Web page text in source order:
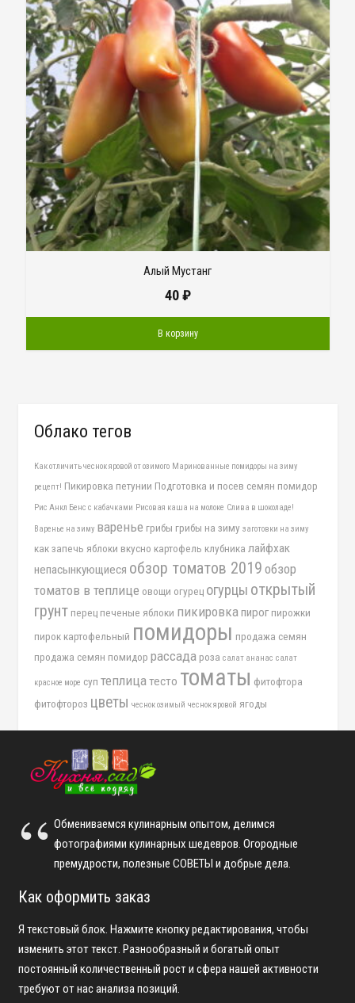
Алый Мустанг
40₽
В корзину
Облако тегов
Как отличить чеснок яровой от озимого Маринованные помидоры на зиму
рецепт! Пикировка петунии Подготовка и посев семян помидор
Рис Анкл Бенс с кабачками Рисовая каша на молоке Слива в шоколаде!
Варенье на зиму варенье грибы грибы на зиму заготовки на зиму
как запечь яблоки вкусно картофель клубника лайфхак
непасынкующиеся обзор томатов 2019 обзор
томатов в теплице овощи огурец огурцы открытый
грунт перец печеные яблоки пикировка пирог пирожки
пирок картофельный помидоры продажа семян
продажа семян помидор рассада роза салат ананас салат
красное море суп теплица тесто томаты фитофтора
фитофтороз цветы чеснок озимый чеснок яровой ягоды
Обмениваемся кулинарным опытом, делимся
фотографиями кулинарных шедевров. Огородные
премудрости, полезные СОВЕТЫ и добрые дела.
Как оформить заказ
Я текстовый блок. Нажмите кнопку редактирования, чтобы
изменить этот текст. Разнообразный и богатый опыт
постоянный количественный рост и сфера нашей активности
требуют от нас анализа позиций.